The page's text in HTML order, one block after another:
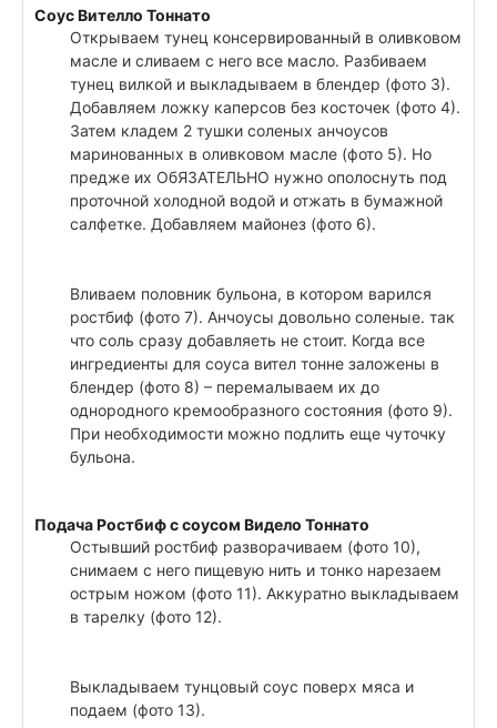
Соус Вителло Тоннато
Открываем тунец консервированный в оливковом
масле и сливаем с него все масло. Разбиваем
тунец вилкой и выкладываем в блендер (фото 3).
Добавляем ложку каперсов без косточек (фото 4).
Затем кладем 2 тушки соленых анчоусов
маринованных в оливковом масле (фото 5). Но
предже их ОбЯЗАТЕЛЬНО нужно ополоснуть под
проточной холодной водой и отжать в бумажной
салфетке. Добавляем майонез (фото 6).
Вливаем половник бульона, в котором варился
ростбиф (фото 7). Анчоусы довольно соленые. так
что соль сразу добавляеть не стоит. Когда все
ингредиенты для соуса вител тонне заложены в
блендер (фото 8) – перемалываем их до
однородного кремообразного состояния (фото 9).
При необходимости можно подлить еще чуточку
бульона.
Подача Ростбиф с соусом Видело Тоннато
Остывший ростбиф разворачиваем (фото 10),
снимаем с него пищевую нить и тонко нарезаем
острым ножом (фото 11). Аккуратно выкладываем
в тарелку (фото 12).
Выкладываем тунцовый соус поверх мяса и
подаем (фото 13).